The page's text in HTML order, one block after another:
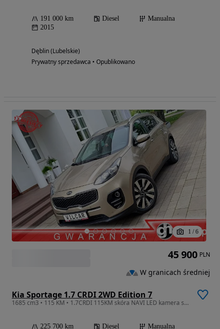
191 000 km Diesel
Manualna
2015
Dęblin (Lubelskie)
Prywatny sprzedawca • Opublikowano
1 / 6
Kia Sportage 1.7 CRDI 2WD Edition 7
1685 cm3 • 115 KM • 1.7CRDI 115KM skóra NAVI LED kamera super stan
225 700 km Diesel Manualna
45 900 PLN
W granicach średniej